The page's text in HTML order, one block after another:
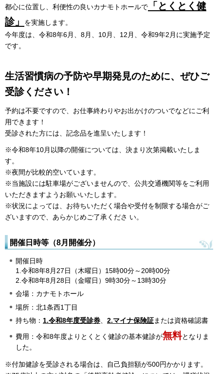
都心に位置し、利便性の良いカナモトホールで
「とくとく健
診」
を実施します。
今年度は、令和8年6月、8月、10月、12月、令和9年2月に実施予定
です。
生活習慣病の予防や早期発見のために、ぜひご
受診ください！
予約は不要ですので、お仕事終わりやお出かけのついでなどにご利
用できます！
受診された方には、記念品を進呈いたします！
※令和8年10月以降の開催については、決まり次第掲載いたしま
す。
※夜間が比較的空いています。
※当施設には駐車場がございませんので、公共交通機関等をご利用
いただきますようお願いいたします。
※状況によっては、お待ちいただく場合や受付を制限する場合がご
ざいますので、あらかじめご了承くださ い。
開催日時等（8月開催分）
開催日時
1.令和8年8月27日（木曜日）15時00分～20時00分
2.令和8年8月28日（金曜日）9時30分～13時30分
会場：カナモトホール
場所：北1条西1丁目
持ち物： 1.令和8年度受診券 2.マイナ保険証または資格確認書
費用：令和8年度よりとくとく健診の基本健診が無料となりま
した。
※付加健診を受診される場合は、自己負担額が500円かかります。